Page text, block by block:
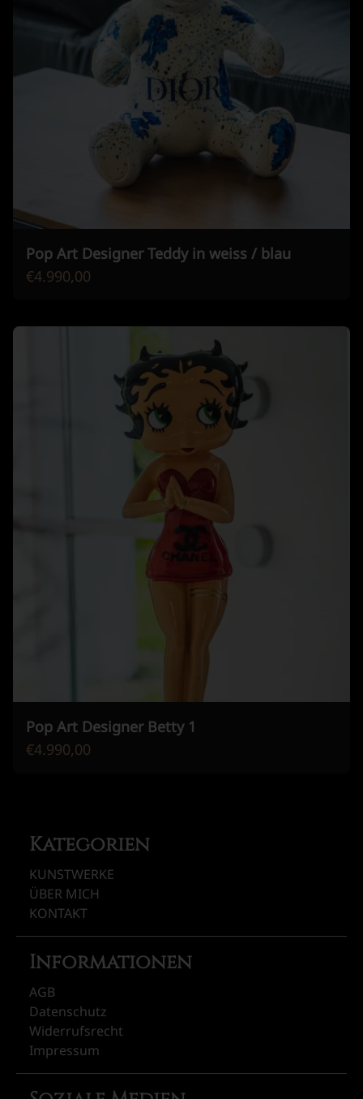
Pop Art Designer Teddy in weiss / blau
€4.990,00
Pop Art Designer Betty 1
€4.990,00
Kategorien
KUNSTWERKE
ÜBER MICH
KONTAKT
Informationen
AGB
Datenschutz
Widerrufsrecht
Impressum